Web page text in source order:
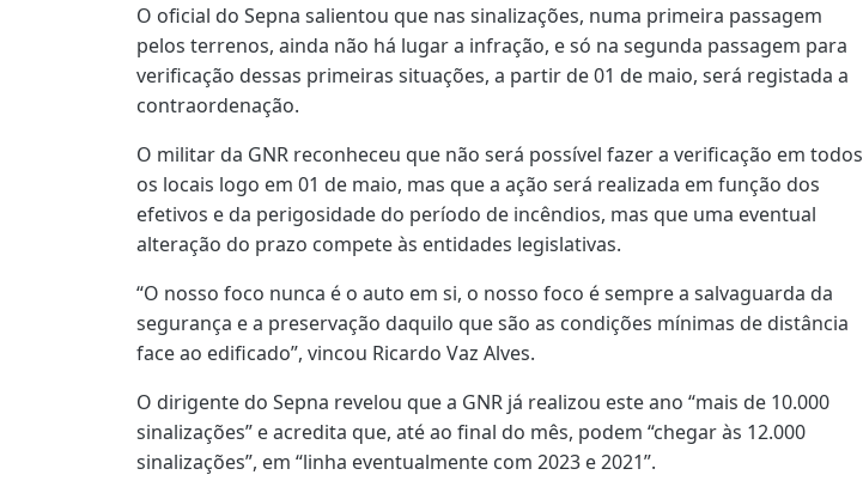
O oficial do Sepna salientou que nas sinalizações, numa primeira passagem
pelos terrenos, ainda não há lugar a infração, e só na segunda passagem para
verificação dessas primeiras situações, a partir de 01 de maio, será registada a
contraordenação.
O militar da GNR reconheceu que não será possível fazer a verificação em todos
os locais logo em 01 de maio, mas que a ação será realizada em função dos
efetivos e da perigosidade do período de incêndios, mas que uma eventual
alteração do prazo compete às entidades legislativas.
“O nosso foco nunca é o auto em si, o nosso foco é sempre a salvaguarda da
segurança e a preservação daquilo que são as condições mínimas de distância
face ao edificado”, vincou Ricardo Vaz Alves.
O dirigente do Sepna revelou que a GNR já realizou este ano “mais de 10.000
sinalizações” e acredita que, até ao final do mês, podem “chegar às 12.000
sinalizações”, em “linha eventualmente com 2023 e 2021”.